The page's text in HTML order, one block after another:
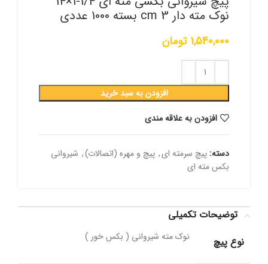
نوک مته دار 3 cm بسته 1000 عددی
1,540,000 تومان
افزودن به سبد خرید
افزودن به علاقه مندی
دسته: پیچ سرمته ای, پیچ و مهره (اتصالات), شیروانی
بکس مته ای
توضیحات تکمیلی
نوع پیچ
نوک مته شیروانی ( بکس خور )